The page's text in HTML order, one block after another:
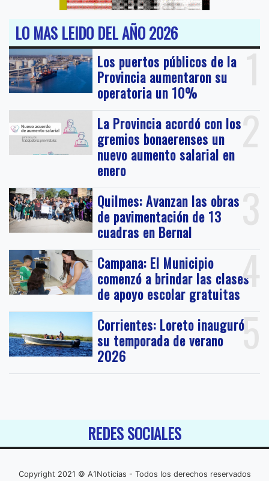
LO MAS LEIDO DEL AÑO 2026
1
Los puertos públicos de la
Provincia aumentaron su
operatoria un 10%
2
La Provincia acordó con los
gremios bonaerenses un
nuevo aumento salarial en
enero
3
Quilmes: Avanzan las obras
de pavimentación de 13
cuadras en Bernal
4
Campana: El Municipio
comenzó a brindar las clases
de apoyo escolar gratuitas
5
Corrientes: Loreto inauguró
su temporada de verano
2026
REDES SOCIALES
Copyright 2021 © A1Noticias - Todos los derechos reservados